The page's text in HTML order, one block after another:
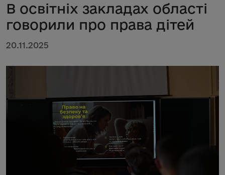
В освітніх закладах області
говорили про права дітей
20.11.2025